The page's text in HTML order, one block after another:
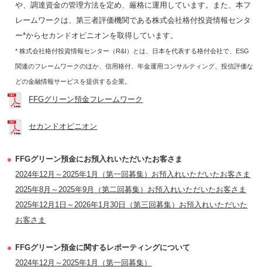
や、調達資金の管理方法を定め、厳格に運用しています。また、本フ
レームワークは、第三者評価機関である株式会社格付投資情報センタ
ー*からセカンドオピニオンを取得しています。
* 株式会社格付投資情報センター（R&I）とは、日本を代表する格付会社で、ESG
関連のフレームワークのほか、信用格付、年金運用コンサルティング、投信評価な
どの金融情報サービスを提供する企業。
FFGグリーン預金フレームワーク
セカンドオピニオン
FFGグリーン預金にお預入れいただいたお客さま
2024年12月～2025年1月（第一回募集）お預入れいただいたお客さま
2025年8月～2025年9月（第二回募集）お預入れいただいたお客さま
2025年12月1日～2026年1月30日（第三回募集）お預入れいただいた
お客さま
FFGグリーン預金に関するレポーティングについて
2024年12月～2025年1月（第一回募集）